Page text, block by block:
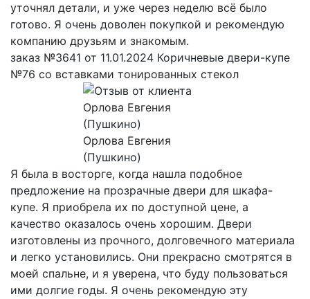
уточнял детали, и уже через неделю всё было
готово. Я очень доволен покупкой и рекомендую
компанию друзьям и знакомым.
заказ №3641 от 11.01.2024 Коричневые двери-купе
№76 со вставками тонированных стекол
Орлова Евгения
(Пушкино)
Я была в восторге, когда нашла подобное
предложение на прозрачные двери для шкафа-
купе. Я приобрела их по доступной цене, а
качество оказалось очень хорошим. Двери
изготовлены из прочного, долговечного материала
и легко установились. Они прекрасно смотрятся в
моей спальне, и я уверена, что буду пользоваться
ими долгие годы. Я очень рекомендую эту